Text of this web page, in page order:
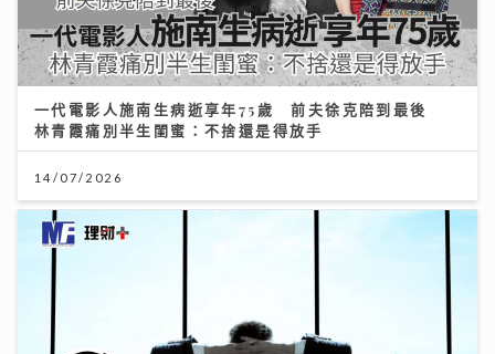
一代電影人施南生病逝享年75歲 前夫徐克陪到最後
林青霞痛別半生閨蜜：不捨還是得放手
14/07/2026